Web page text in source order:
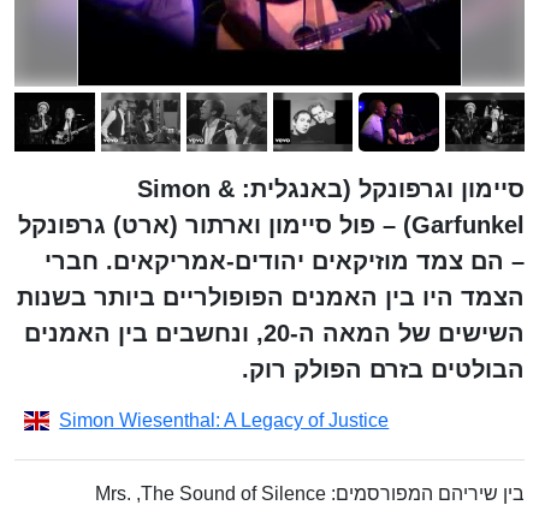
סיימון וגרפונקל (באנגלית: Simon &
Garfunkel) – פול סיימון וארתור (ארט) גרפונקל
– הם צמד מוזיקאים יהודים-אמריקאים. חברי
הצמד היו בין האמנים הפופולריים ביותר בשנות
השישים של המאה ה-20, ונחשבים בין האמנים
הבולטים בזרם הפולק רוק.
Simon Wiesenthal: A Legacy of Justice
בין שיריהם המפורסמים: The Sound of Silence, ‏Mrs.